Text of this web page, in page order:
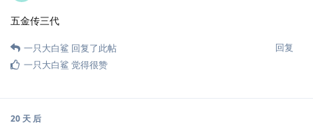
五金传三代
回复
一只大白鲨 回复了此帖
一只大白鲨 觉得很赞
20 天 后